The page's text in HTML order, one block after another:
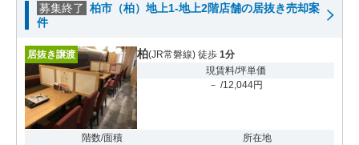
募集終了 柏市（柏）地上1-地上2階店舗の居抜き売却案
件
居抜き譲渡 柏(JR常磐線) 徒歩 1分
現賃料/坪単価
－ /12,044円
階数/面積
所在地